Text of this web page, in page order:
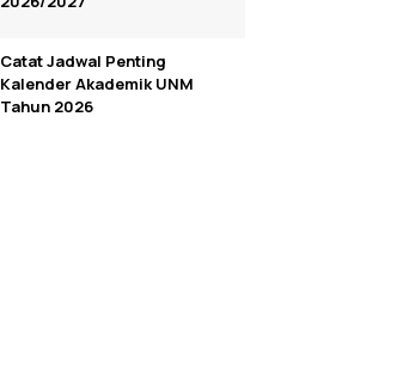
Catat Jadwal Penting
Kalender Akademik UNM
Tahun 2026